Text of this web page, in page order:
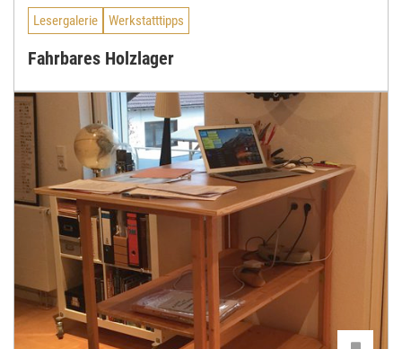
Lesergalerie Werkstatttipps
Fahrbares Holzlager